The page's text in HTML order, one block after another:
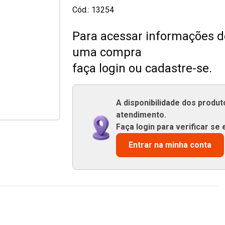
Cód.: 13254
Para acessar informações
uma compra
faça login ou cadastre-se.
A disponibilidade dos
atendimento.
Faça login para verificar se
Entrar na minha conta